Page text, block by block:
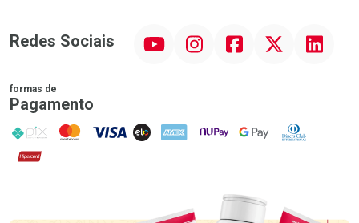
Redes Sociais InstagramFacebookTwitter Linkedin
formas de
Pagamento
PIX MasterCard
VISA ELO AMEX NuPay Google PayDiners Club
Hipercard
Promoção em Destaque